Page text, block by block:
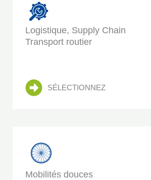
Logistique, Supply Chain
Transport routier
SÉLECTIONNEZ
Mobilités douces